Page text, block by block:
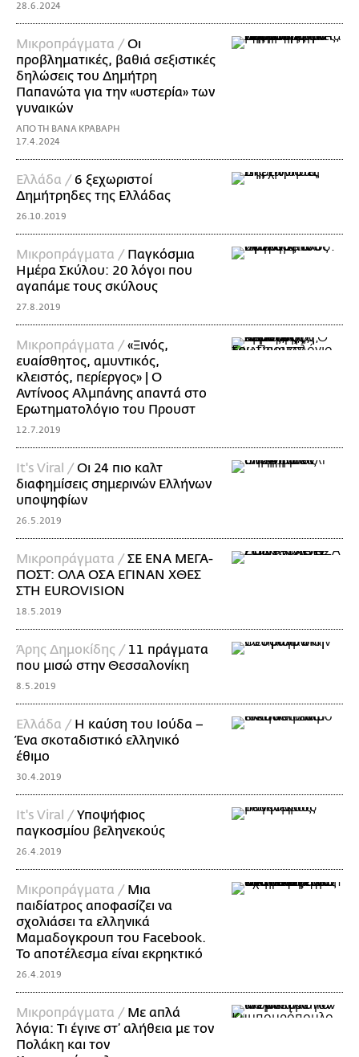
28.6.2024
Mικροπράγματα /Οι
προβληματικές, βαθιά σεξιστικές
δηλώσεις του Δημήτρη
Παπανώτα για την «υστερία» των
γυναικών
ΑΠΟ ΤΗ ΒΑΝΑ ΚΡΑΒΑΡΗ
17.4.2024
Ελλάδα / 6 ξεχωριστοί
Δημήτρηδες της Ελλάδας
26.10.2019
Mικροπράγματα / Παγκόσμια
Ημέρα Σκύλου: 20 λόγοι που
αγαπάμε τους σκύλους
27.8.2019
Mικροπράγματα /«Ξινός,
ευαίσθητος, αμυντικός,
κλειστός, περίεργος» | O
Αντίνοος Αλμπάνης απαντά στο
Ερωτηματολόγιο του Προυστ
12.7.2019
It's Viral /Οι 24 πιο καλτ
διαφημίσεις σημερινών Ελλήνων
υποψηφίων
26.5.2019
Mικροπράγματα /ΣΕ ΕΝΑ ΜΕΓΑ-
ΠΟΣΤ: ΟΛΑ ΟΣΑ ΕΓΙΝΑΝ ΧΘΕΣ
ΣΤΗ EUROVISION
18.5.2019
Άρης Δημοκίδης / 11 πράγματα
που μισώ στην Θεσσαλονίκη
8.5.2019
Ελλάδα / Η καύση του Ιούδα –
Ένα σκοταδιστικό ελληνικό
έθιμο
30.4.2019
It's Viral /Υποψήφιος
παγκοσμίου βεληνεκούς
26.4.2019
Mικροπράγματα / Μια
παιδίατρος αποφασίζει να
σχολιάσει τα ελληνικά
Μαμαδογκρουπ του Facebook.
Το αποτέλεσμα είναι εκρηκτικό
26.4.2019
Mικροπράγματα / Με απλά
λόγια: Τι έγινε στ’ αλήθεια με τον
Πολάκη και τον